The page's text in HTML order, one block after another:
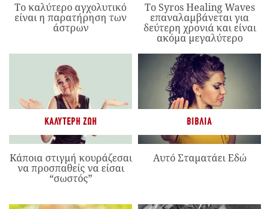
Το καλύτερο αγχολυτικό
είναι η παρατήρηση των
άστρων
Το Syros Healing Waves
επαναλαμβάνεται για
δεύτερη χρονιά και είναι
ακόμα μεγαλύτερο
ΚΑΛΎΤΕΡΗ ΖΩΉ
Κάποια στιγμή κουράζεσαι
να προσπαθείς να είσαι
“σωστός”
ΒΙΒΛΊΑ
Αυτό Σταματάει Εδώ